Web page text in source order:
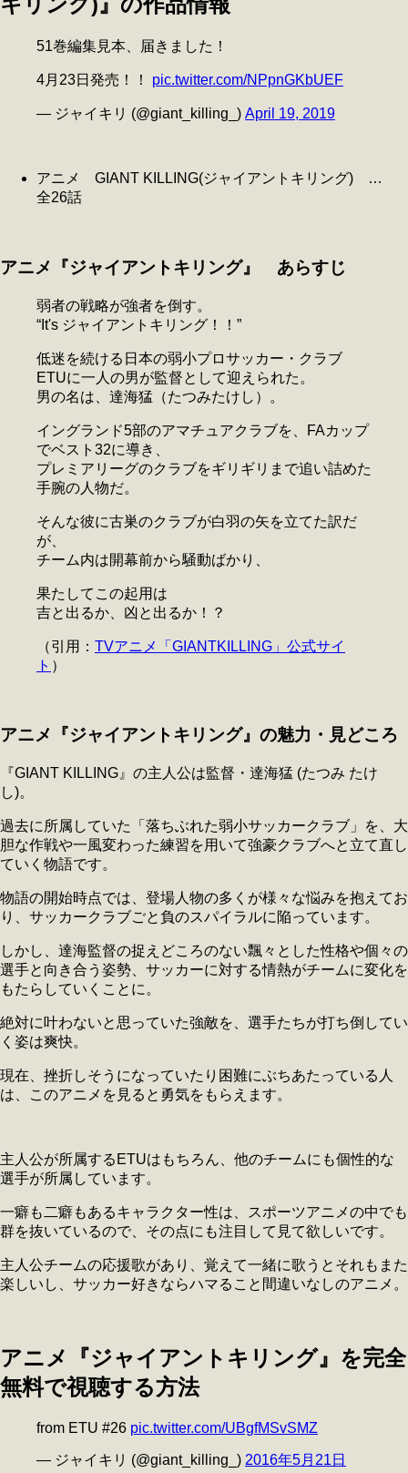
51巻編集見本、届きました！
4月23日発売！！ pic.twitter.com/NPpnGKbUEF
— ジャイキリ (@giant_killing_) April 19, 2019
アニメ GIANT KILLING(ジャイアントキリング) …
全26話
アニメ『ジャイアントキリング』 あらすじ
弱者の戦略が強者を倒す。
“It's ジャイアントキリング！！”
低迷を続ける日本の弱小プロサッカー・クラブ
ETUに一人の男が監督として迎えられた。
男の名は、達海猛（たつみたけし）。
イングランド5部のアマチュアクラブを、FAカップ
でベスト32に導き、
プレミアリーグのクラブをギリギリまで追い詰めた
手腕の人物だ。
そんな彼に古巣のクラブが白羽の矢を立てた訳だ
が、
チーム内は開幕前から騒動ばかり、
果たしてこの起用は
吉と出るか、凶と出るか！？
（引用： TVアニメ「GIANTKILLING」公式サイ
ト ）
アニメ『ジャイアントキリング』の魅力・見どころ
『GIANT KILLING』の主人公は監督・達海猛 (たつみ たけ
し)。
過去に所属していた
「落ちぶれた弱小サッカークラブ」を、大
胆な作戦や一風変わった練習を用いて強豪クラブへと立て直し
ていく物語です。
物語の開始時点では、登場人物の多くが様々な悩みを抱えてお
り、サッカークラブごと負のスパイラルに陥っています。
しかし、達海監督の捉えどころのない飄々とした性格や個々の
選手と向き合う姿勢、サッカーに対する情熱がチームに変化を
もたらしていくことに。
絶対に叶わないと思っていた強敵を、選手たちが打ち倒してい
く姿は爽快。
現在、挫折しそうになっていたり困難にぶちあたっている人
は、このアニメを見ると勇気をもらえます。
主人公が所属するETUはもちろん、他のチームにも個性的な
選手が所属しています。
一癖も二癖もあるキャラクター性は、スポーツアニメの中でも
群を抜いているので、その点にも注目して見て欲しいです。
主人公チームの応援歌があり、覚えて一緒に歌うとそれもまた
楽しいし、サッカー好きならハマること間違いなしのアニメ。
アニメ『ジャイアントキリング』を完全
無料で視聴する方法
from ETU #26 pic.twitter.com/UBgfMSvSMZ
— ジャイキリ (@giant_killing_) 2016年5月21日